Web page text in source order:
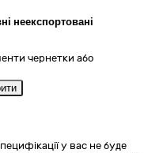
неекспортовані
чернетки або
у вас не буде